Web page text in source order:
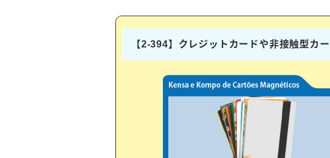
【2-394】クレジットカードや非接触型カ